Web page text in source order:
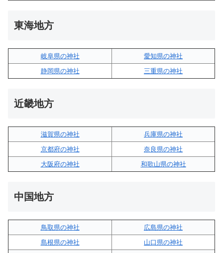
東海地方
岐阜県の神社
愛知県の神社
静岡県の神社
三重県の神社
近畿地方
滋賀県の神社
兵庫県の神社
京都府の神社
奈良県の神社
大阪府の神社
和歌山県の神社
中国地方
鳥取県の神社
広島県の神社
島根県の神社
山口県の神社